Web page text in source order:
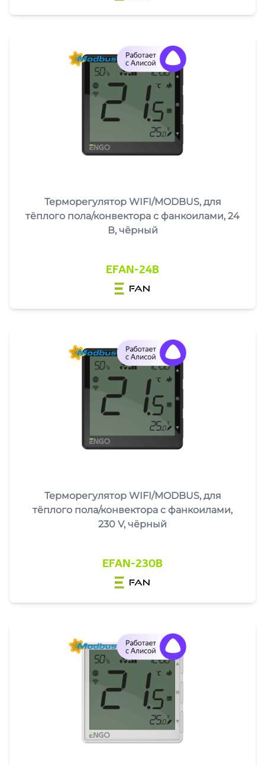
Терморегулятор WIFI/MODBUS, для
тёплого пола/конвектора с фанкоилами, 24
В, чёрный
EFAN-24B
fan
Терморегулятор WIFI/MODBUS, для
тёплого пола/конвектора с фанкоилами,
230 V, чёрный
EFAN-230B
fan